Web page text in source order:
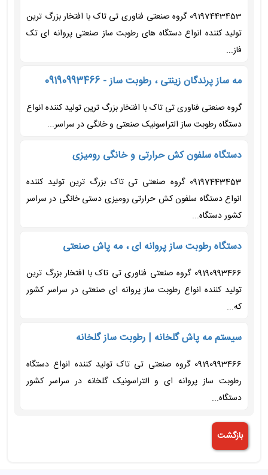
09197443453 گروه صنعتی فناوری تی تاک با افتخار بزرگ ترین
تولید کننده انواع دستگاه های رطوبت ساز صنعتی پروانه ای تک
فاز...
مه ساز پرندگان زینتی ، رطوبت ساز - 09190993466
گروه صنعتی فناوری تی تاک با افتخار بزرگ ترین تولید کننده انواع
دستگاه رطوبت ساز التراسونیک صنعتی و خانگی در سراسر...
دستگاه سلفون کش حرارتی و خانگی رومیزی
09197443453 گروه صنعتی تی تاک بزرگ ترین تولید کننده
انواع دستگاه سلفون کش حرارتی رومیزی دستی خانگی در سراسر
کشور دستگاه...
دستگاه رطوبت ساز پروانه ای ، مه پاش صنعتی
09190993466 گروه صنعتی فناوری تی تاک با افتخار بزرگ ترین
تولید کننده انواع رطوبت ساز پروانه ای صنعتی در سراسر کشور
که...
سیستم مه پاش گلخانه | رطوبت ساز گلخانه
09190993466 گروه صنعتی تی تاک تولید کننده انواع دستگاه
رطوبت ساز پروانه ای و التراسونیک گلخانه در سراسر کشور
دستگاه...